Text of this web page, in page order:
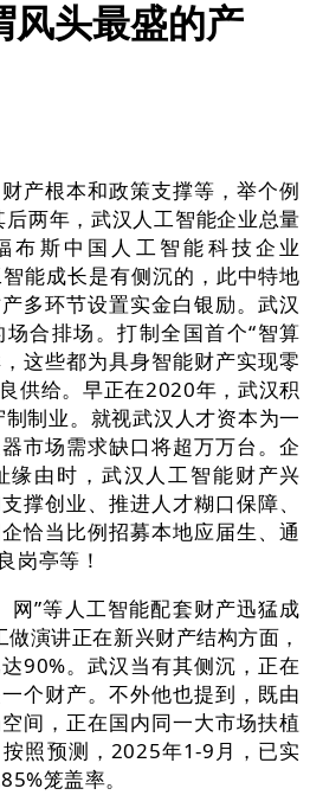
风头最盛的产
根本和政策支撑等，举个例
两年，武汉人工智能企业总量
布斯中国人工智能科技企业
能成长是有侧沉的，此中特地
多环节设置实金白银励。武汉
合排场。打制全国首个“智算
这些都为具身智能财产实现零
供给。早正在2020年，武汉积
制业。就视武汉人才资本为一
市场需求缺口将超万万台。企
缘由时，武汉人工智能财产兴
撑创业、推进人才糊口保障、
恰当比例招募本地应届生、通
岗亭等！
”等人工智能配套财产迅猛成
演讲正在新兴财产结构方面，
90%。武汉当有其侧沉，正在
个财产。不外他也提到，既由
间，正在国内同一大市场扶植
照预测，2025年1-9月，已实
笼盖率。